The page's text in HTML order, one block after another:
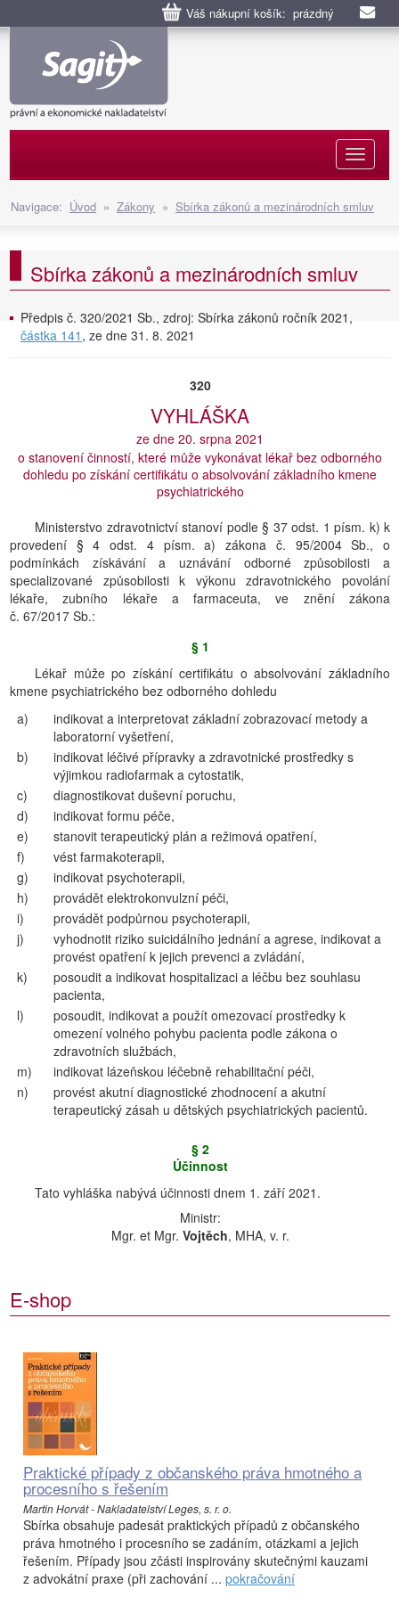
Váš nákupní košík: prázdný
Navigace: Úvod » Zákony » Sbírka zákonů a mezinárodních smluv
Sbírka zákonů a mezinárodních smluv
Předpis č. 320/2021 Sb., zdroj: Sbírka zákonů ročník 2021,
částka 141 , ze dne 31. 8. 2021
320
VYHLÁŠKA
ze dne 20. srpna 2021
o stanovení činností, které může vykonávat lékař bez odborného
dohledu po získání certifikátu o absolvování základního kmene
psychiatrického
Ministerstvo zdravotnictví stanoví podle § 37 odst. 1 písm. k) k
provedení § 4 odst. 4 písm. a) zákona č. 95/2004 Sb., o
podmínkách získávání a uznávání odborné způsobilosti a
specializované způsobilosti k výkonu zdravotnického povolání
lékaře, zubního lékaře a farmaceuta, ve znění zákona
č. 67/2017 Sb.:
§ 1
Lékař může po získání certifikátu o absolvování základního
kmene psychiatrického bez odborného dohledu
a)
indikovat a interpretovat základní zobrazovací metody a
laboratorní vyšetření,
b)
indikovat léčivé přípravky a zdravotnické prostředky s
výjimkou radiofarmak a cytostatik,
c)
diagnostikovat duševní poruchu,
d)
indikovat formu péče,
e)
stanovit terapeutický plán a režimová opatření,
f)
vést farmakoterapii,
g)
indikovat psychoterapii,
h)
provádět elektrokonvulzní péči,
i)
provádět podpůrnou psychoterapii,
j)
vyhodnotit riziko suicidálního jednání a agrese, indikovat a
provést opatření k jejich prevenci a zvládání,
k)
posoudit a indikovat hospitalizaci a léčbu bez souhlasu
pacienta,
l)
posoudit, indikovat a použít omezovací prostředky k
omezení volného pohybu pacienta podle zákona o
zdravotních službách,
m)
indikovat lázeňskou léčebně rehabilitační péči,
n)
provést akutní diagnostické zhodnocení a akutní
terapeutický zásah u dětských psychiatrických pacientů.
§ 2
Účinnost
Tato vyhláška nabývá účinnosti dnem 1. září 2021.
Ministr:
Mgr. et Mgr. Vojtěch, MHA, v. r.
E-shop
Praktické případy z občanského práva hmotného a
procesního s řešením
Martin Horvát - Nakladatelství Leges, s. r. o.
Sbírka obsahuje padesát praktických případů z občanského
práva hmotného i procesního se zadáním, otázkami a jejich
řešením. Případy jsou zčásti inspirovány skutečnými kauzami
z advokátní praxe (při zachování ... pokračování